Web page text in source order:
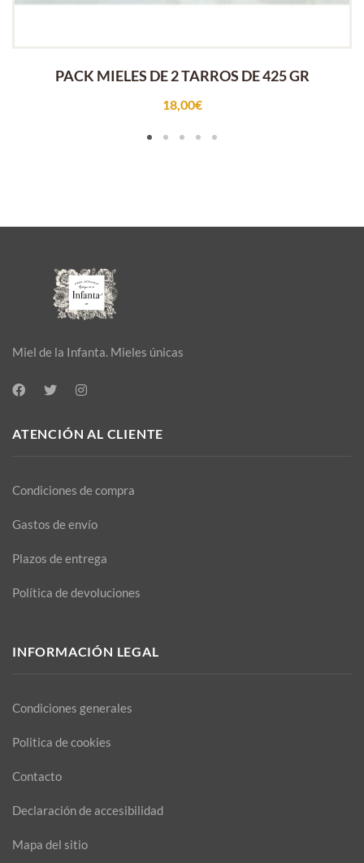
PACK MIELES DE 2 TARROS DE 425 GR
18,00€
Miel de la Infanta. Mieles únicas
ATENCIÓN AL CLIENTE
Condiciones de compra
Gastos de envío
Plazos de entrega
Política de devoluciones
INFORMACIÓN LEGAL
Condiciones generales
Politica de cookies
Contacto
Declaración de accesibilidad
Mapa del sitio